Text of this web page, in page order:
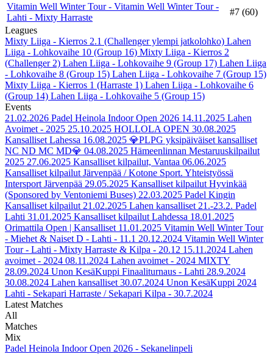
Vitamin Well Winter Tour - Vitamin Well Winter Tour -
Lahti - Mixty Harraste
#7 (60)
Leagues
Mixty Liiga - Kierros 2.1 (Challenger ylempi jatkolohko) Lahen
Liiga - Lohkovaihe 10 (Group 16) Mixty Liiga - Kierros 2
(Challenger 2) Lahen Liiga - Lohkovaihe 9 (Group 17) Lahen Liiga
- Lohkovaihe 8 (Group 15) Lahen Liiga - Lohkovaihe 7 (Group 15)
Mixty Liiga - Kierros 1 (Harraste 1) Lahen Liiga - Lohkovaihe 6
(Group 14) Lahen Liiga - Lohkovaihe 5 (Group 15)
Events
21.02.2026 Padel Heinola Indoor Open 2026 14.11.2025 Lahen
Avoimet - 2025 25.10.2025 HOLLOLA OPEN 30.08.2025
Kansalliset Lahessa 16.08.2025 💎PLPG yksipäiväiset kansalliset
NC ND MC MD💎 04.08.2025 Hämeenlinnan Mestaruuskilpailut
2025 27.06.2025 Kansalliset kilpailut, Vantaa 06.06.2025
Kansalliset kilpailut Järvenpää / Kotone Sport. Yhteistyössä
Intersport Järvenpää 29.05.2025 Kansalliset kilpailut Hyvinkää
(Sponsored by Ventoniemi Buses) 22.03.2025 Padel Kingin
Kansalliset kilpailut 21.02.2025 Lahen kansalliset 21.-23.2. Padel
Lahti 31.01.2025 Kansalliset kilpailut Lahdessa 18.01.2025
Orimattila Open | Kansalliset 11.01.2025 Vitamin Well Winter Tour
- Miehet & Naiset D - Lahti - 11.1 20.12.2024 Vitamin Well Winter
Tour - Lahti - Mixty Harraste & Kilpa - 20.12 15.11.2024 Lahen
avoimet - 2024 08.11.2024 Lahen avoimet - 2024 MIXTY
28.09.2024 Unon KesäKuppi Finaaliturnaus - Lahti 28.9.2024
30.08.2024 Lahen kansalliset 30.07.2024 Unon KesäKuppi 2024
Lahti - Sekapari Harraste / Sekapari Kilpa - 30.7.2024
Latest Matches
All
Matches
Mix
Padel Heinola Indoor Open 2026 - Sekanelinpeli